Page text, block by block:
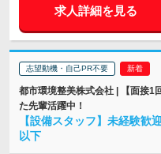
求人詳細を見る
志望動機・自己PR不要
都市環境整美株式会社 | 【面接1
た先輩活躍中！
【設備スタッフ】未経験
以下